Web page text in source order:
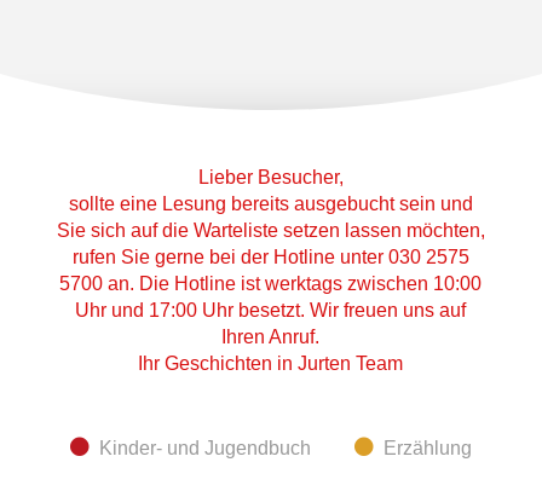
Lieber Besucher,
sollte eine Lesung bereits ausgebucht sein und
Sie sich auf die Warteliste setzen lassen möchten,
rufen Sie gerne bei der Hotline unter 030 2575
5700 an. Die Hotline ist werktags zwischen 10:00
Uhr und 17:00 Uhr besetzt. Wir freuen uns auf
Ihren Anruf.
Ihr Geschichten in Jurten Team
Kinder- und Jugendbuch Erzählung